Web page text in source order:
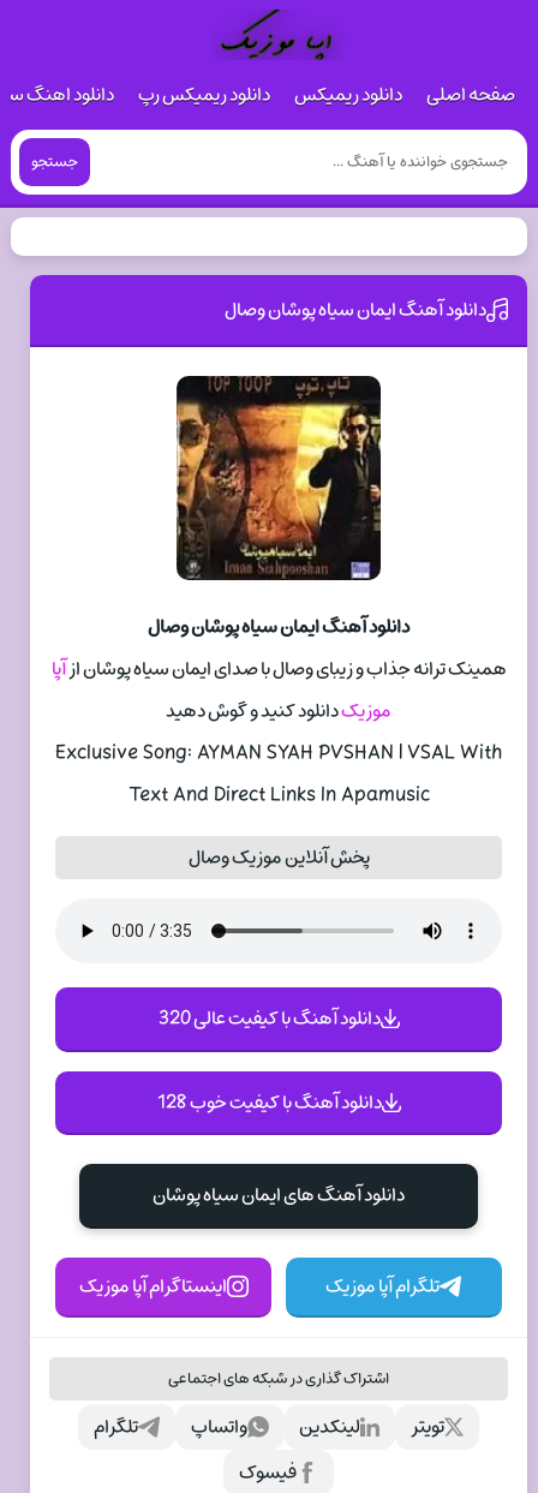
صفحه اصلی دانلود ریمیکس دانلود ریمیکس رپ دانلود اهنگ
جستجو
دانلود آهنگ ایمان سیاه پوشان وصال
دانلود آهنگ ایمان سیاه پوشان وصال
همینک ترانه جذاب و زیبای وصال با صدای ایمان سیاه پوشان ازآپا
موزیکدانلود کنید و گوش دهید
Exclusive Song: AYMAN SYAH PVSHAN | VSAL With
Text And Direct Links In Apamusic
پخش آنلاین موزیک وصال
دانلود آهنگ با کیفیت عالی 320
دانلود آهنگ با کیفیت خوب 128
دانلود آهنگ های ایمان سیاه پوشان
تلگرام آپا موزیک اینستاگرام آپا موزیک
اشتراک گذاری در شبکه های اجتماعی
تلگرام واتساپ لینکدین
تویتر
فیسوک